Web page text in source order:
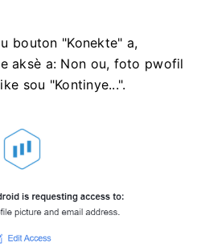
bouton "Konekte" a,
aksè a: Non ou, foto pwofil
sou "Kontinye...".